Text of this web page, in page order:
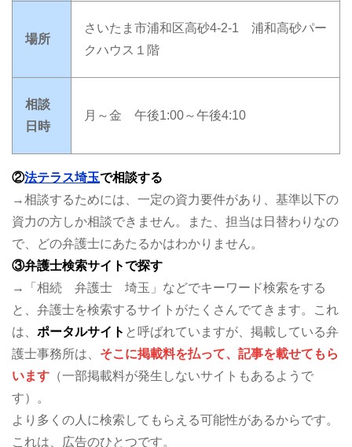
場所
さいたま市浦和区高砂4-2-1 浦和高砂パー
クハウス１階
相談
日時
月～金 午後1:00～午後4:10
②法テラス埼玉で相談する
→相談するためには、一定の資力要件があり、基準以下の
資力の方しか相談できません。また、担当は日替わりなの
で、どの弁護士にあたるかはわかりません。
③弁護士検索サイトで探す
→「相続 弁護士 埼玉」などでキーワード検索をする
と、弁護士を検索するサイトがたくさんでてきます。これ
は、 ポータルサイト と呼ばれていますが、掲載している弁
護士事務所は、 そこに掲載料を払って、記事を載せてもら
います （一部掲載料が発生しないサイトもあるようで
す）。
より多くの人に検索してもらえる可能性があるからです。
これは、広告のひとつです。